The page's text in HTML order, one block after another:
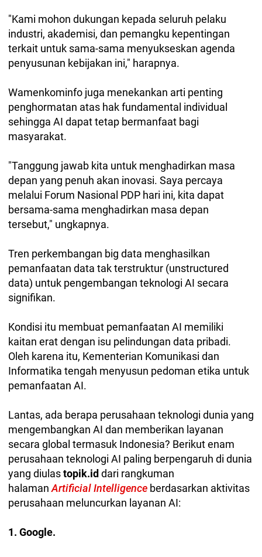
"Kami mohon dukungan kepada seluruh pelaku
industri, akademisi, dan pemangku kepentingan
terkait untuk sama-sama menyukseskan agenda
penyusunan kebijakan ini," harapnya.
Wamenkominfo juga menekankan arti penting
penghormatan atas hak fundamental individual
sehingga AI dapat tetap bermanfaat bagi
masyarakat.
"Tanggung jawab kita untuk menghadirkan masa
depan yang penuh akan inovasi. Saya percaya
melalui Forum Nasional PDP hari ini, kita dapat
bersama-sama menghadirkan masa depan
tersebut," ungkapnya.
Tren perkembangan big data menghasilkan
pemanfaatan data tak terstruktur (unstructured
data) untuk pengembangan teknologi AI secara
signifikan.
Kondisi itu membuat pemanfaatan AI memiliki
kaitan erat dengan isu pelindungan data pribadi.
Oleh karena itu, Kementerian Komunikasi dan
Informatika tengah menyusun pedoman etika untuk
pemanfaatan AI.
Lantas, ada berapa perusahaan teknologi dunia yang
mengembangkan AI dan memberikan layanan
secara global termasuk Indonesia? Berikut enam
perusahaan teknologi AI paling berpengaruh di dunia
yang diulastopik.id dari rangkuman
halamanArtificial Intelligence berdasarkan aktivitas
perusahaan meluncurkan layanan AI:
1. Google.